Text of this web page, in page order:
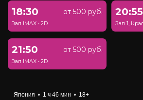
18:30 от 500 руб.
Зал IMAX • 2D
20:55
Зал 1,
21:50 от 500 руб.
Зал IMAX • 2D
Япония • 1 ч 46 мин • 18+